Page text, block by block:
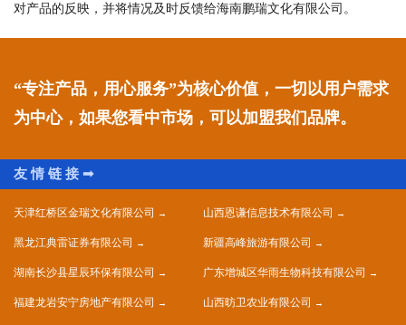
对产品的反映，并将情况及时反馈给海南鹏瑞文化有限公司。
“专注产品，用心服务”为核心价值，一切以用户需求
为中心，如果您看中市场，可以加盟我们品牌。
天津红桥区金瑞文化有限公司 山西恩谦信息技术有限公司
黑龙江典雷证券有限公司 新疆高峰旅游有限公司
湖南长沙县星辰环保有限公司 广东增城区华雨生物科技有限公司
福建龙岩安宁房地产有限公司 山西昉卫农业有限公司